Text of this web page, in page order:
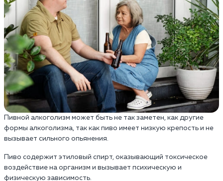
Пивной алкоголизм может быть не так заметен, как другие
формы алкоголизма, так как пиво имеет низкую крепость и не
вызывает сильного опьянения.
Пиво содержит этиловый спирт, оказывающий токсическое
воздействие на организм и вызывает психическую и
физическую зависимость.